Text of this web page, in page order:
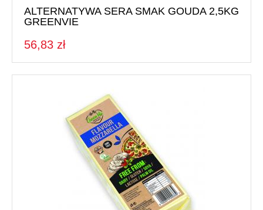
ALTERNATYWA SERA SMAK GOUDA 2,5KG
GREENVIE
56,83 zł